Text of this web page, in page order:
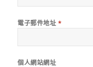
電子郵件地址 *
個人網站網址